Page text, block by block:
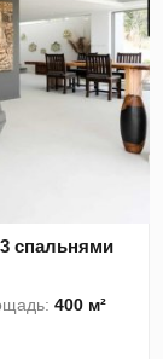
спальнями
400 м²